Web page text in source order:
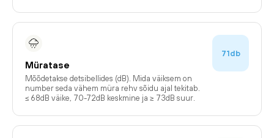
Müratase
Mõõdetakse detsibellides (dB). Mida väiksem on
number seda vähem müra rehv sõidu ajal tekitab.
≤ 68dB väike, 70-72dB keskmine ja ≥ 73dB suur.
71db